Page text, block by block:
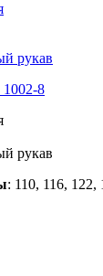
рукав
8
рукав
: 110, 116, 122,